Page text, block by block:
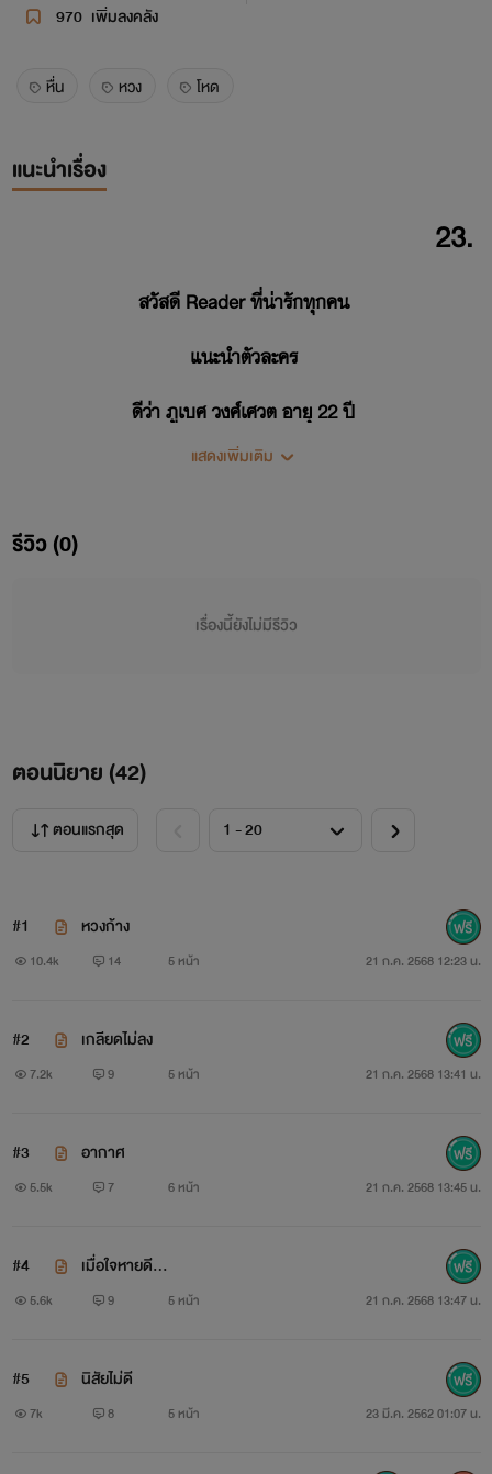
970 เพิ่มลงคลัง
หื่น หวง โหด
แนะนำเรื่อง
23.
สวัสดี Reader ที่น่ารักทุกคน
แนะนำตัวละคร
ดีว่า ภูเบศ วงศ์เศวต อายุ 22 ปี
หนุ่มหล่อสุดฮอต รักสนุก
**นิยายเรื่องนี้เป็นเพียงเรื่องสมมุติที่แต่งขึ้น เรื่องราว บุคคลใดๆ
ชื่อ-นามสกุลที่ปรากฏในเรื่องไม่มีอยู่จริง
#ทุกอย่างเป็นเพียงจินตนาการและเป็นการเพิ่มอรรถรส
#นิยายเรื่องนี้เหมาะสำหรับบุคคลที่มีอายุ 18 ปีขึ้นไปเพราะอาจมี
แสดงเพิ่มเติม
รีวิว (0)
เรื่องนี้ยังไม่มีรีวิว
ตอนนิยาย (42)
ตอนแรกสุด
#1 หวงก้าง
10.4k 14 5 หน้า 21 ก.ค. 2568 12:23 น.
#2 เกลียดไม่ลง
7.2k 9 5 หน้า 21 ก.ค. 2568 13:41 น.
#3 อากาศ
5.5k 7 6 หน้า 21 ก.ค. 2568 13:45 น.
#4 เมื่อใจหายดี...
5.6k 9 5 หน้า 21 ก.ค. 2568 13:47 น.
#5 นิสัยไม่ดี
7k 8 5 หน้า 23 มี.ค. 2562 01:07 น.